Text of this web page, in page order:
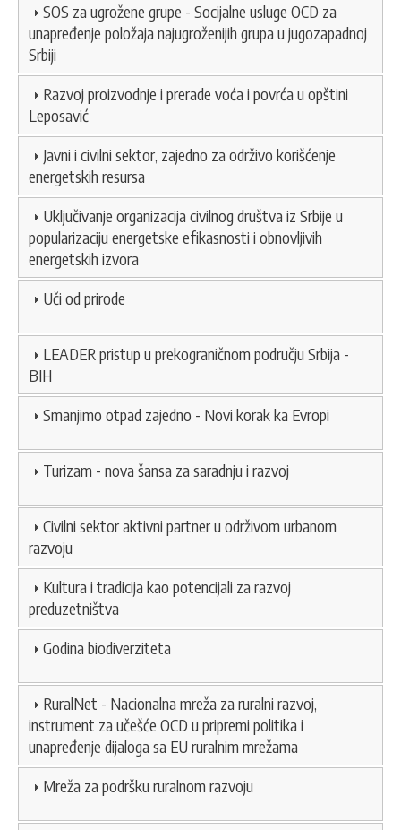
SOS za ugrožene grupe - Socijalne usluge OCD za
unapređenje položaja najugroženijih grupa u jugozapadnoj
Srbiji
Razvoj proizvodnje i prerade voća i povrća u opštini
Leposavić
Javni i civilni sektor, zajedno za održivo korišćenje
energetskih resursa
Uključivanje organizacija civilnog društva iz Srbije u
popularizaciju energetske efikasnosti i obnovljivih
energetskih izvora
Uči od prirode
LEADER pristup u prekograničnom području Srbija -
BIH
Smanjimo otpad zajedno - Novi korak ka Evropi
Turizam - nova šansa za saradnju i razvoj
Civilni sektor aktivni partner u održivom urbanom
razvoju
Kultura i tradicija kao potencijali za razvoj
preduzetništva
Godina biodiverziteta
RuralNet - Nacionalna mreža za ruralni razvoj,
instrument za učešće OCD u pripremi politika i
unapređenje dijaloga sa EU ruralnim mrežama
Mreža za podršku ruralnom razvoju